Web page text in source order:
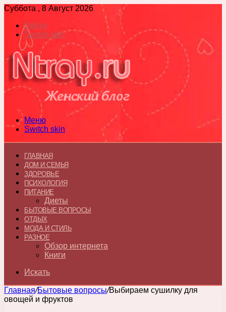
Суббота , 8 Август 2026
Войти
Switch skin
Меню
Switch skin
ГЛАВНАЯ
ДОМ И СЕМЬЯ
ЗДОРОВЬЕ
ПСИХОЛОГИЯ
ПИТАНИЕ
Диеты
БЫТОВЫЕ ВОПРОСЫ
ОТДЫХ
МОДА И СТИЛЬ
РАЗНОЕ
Обзор интернета
Книги
Искать
Главная/Бытовые вопросы/Выбираем сушилку для
овощей и фруктов